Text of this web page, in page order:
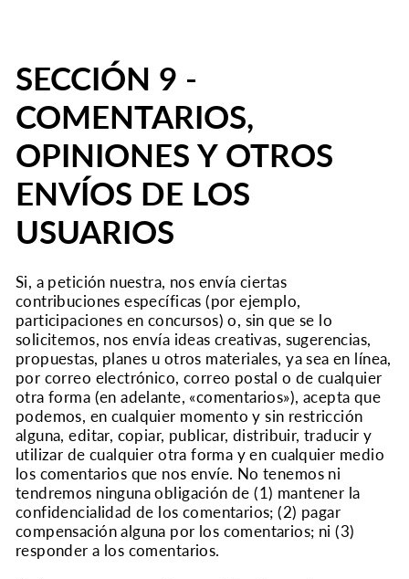
SECCIÓN 9 -
COMENTARIOS,
OPINIONES Y OTROS
ENVÍOS DE LOS
USUARIOS
Si, a petición nuestra, nos envía ciertas
contribuciones específicas (por ejemplo,
participaciones en concursos) o, sin que se lo
solicitemos, nos envía ideas creativas, sugerencias,
propuestas, planes u otros materiales, ya sea en línea,
por correo electrónico, correo postal o de cualquier
otra forma (en adelante, «comentarios»), acepta que
podemos, en cualquier momento y sin restricción
alguna, editar, copiar, publicar, distribuir, traducir y
utilizar de cualquier otra forma y en cualquier medio
los comentarios que nos envíe. No tenemos ni
tendremos ninguna obligación de (1) mantener la
confidencialidad de los comentarios; (2) pagar
compensación alguna por los comentarios; ni (3)
responder a los comentarios.